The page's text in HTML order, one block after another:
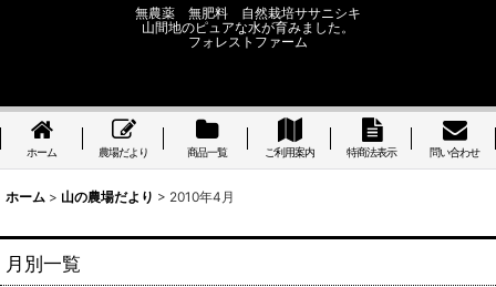
無農薬 無肥料 自然栽培ササニシキ
山間地のピュアな水が育みました。
フォレストファーム
ホーム 農場だより 商品一覧 ご利用案内 特商法表示 問い合わせ
ホーム > 山の農場だより > 2010年4月
月別一覧